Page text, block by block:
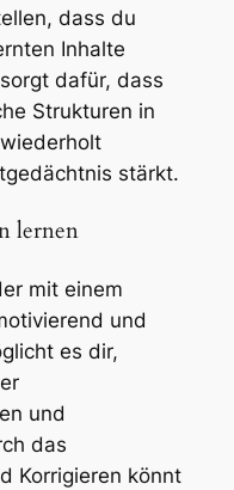
dass du
Inhalte
dafür, dass
Strukturen in
stärkt.
lernen
mit einem
und
es dir,
und
das
Korrigieren könnt